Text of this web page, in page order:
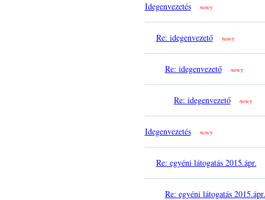
Idegenvezetés nowy
Re: idegenvezető nowy
Re: idegenvezető nowy
Re: idegenvezető nowy
Idegenvezetés nowy
Re: egyéni látogatás 2015.ápr.
Re: egyéni látogatás 2015.ápr.